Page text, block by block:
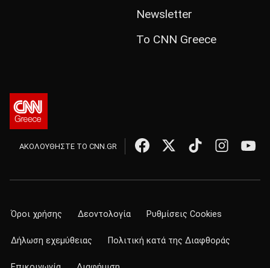
Newsletter
Το CNN Greece
ΑΚΟΛΟΥΘΗΣΤΕ ΤΟ CNN.GR
Όροι χρήσης Δεοντολογία Ρυθμίσεις Cookies
Δήλωση εχεμύθειας Πολιτική κατά της Διαφθοράς